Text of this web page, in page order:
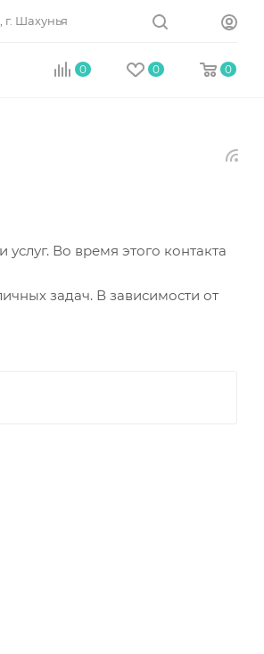
г. Шахунья
0 0 0
Во время этого контакта
задач. В зависимости от